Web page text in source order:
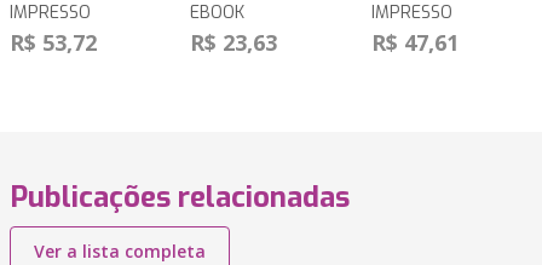
IMPRESSO
R$ 53,72
EBOOK
R$ 23,63
IMPRESSO
R$ 47,61
Publicações relacionadas
Ver a lista completa